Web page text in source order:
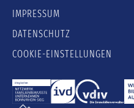
IMPRESSUM
DATENSCHUTZ
COOKIE-EINSTELLUNGEN